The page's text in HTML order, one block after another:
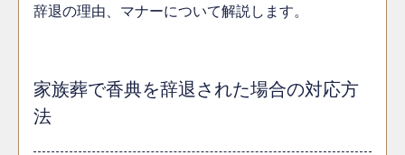
辞退の理由、マナーについて解説します。
家族葬で香典を辞退された場合の対応方
法